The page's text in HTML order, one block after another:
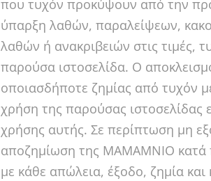
που τυχόν προκύψουν από την
ύπαρξη λαθών, παραλείψεων,
λαθών ή ανακριβειών στις τιμές,
παρούσα ιστοσελίδα. Ο
οποιασδήποτε ζημίας από τυχόν
χρήση της παρούσας
χρήσης αυτής. Σε περίπτωση μη
αποζημίωση της MAMAMNIO
με κάθε απώλεια, έξοδο, ζημία